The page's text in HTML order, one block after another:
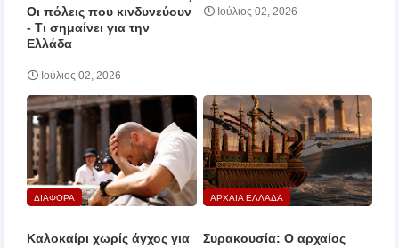
Οι πόλεις που κινδυνεύουν
‑ Τι σημαίνει για την
Ελλάδα
Ιούλιος 02, 2026
Ιούλιος 02, 2026
ΔΙΑΦΟΡΑ
Καλοκαίρι χωρίς άγχος για
ΑΡΧΑΙΑ ΕΛΛΑΔΑ
Συρακουσία: Ο αρχαίος